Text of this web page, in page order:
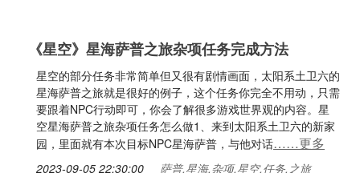
《星空》星海萨普之旅杂项任务完成方法
星空的部分任务非常简单但又很有剧情画面，太阳系土卫六的
星海萨普之旅就是很好的例子，这个任务你完全不用动，只需
要跟着NPC行动即可，你会了解很多游戏世界观的内容。星
空星海萨普之旅杂项任务怎么做1、来到太阳系土卫六的新家
园，里面就有本次目标NPC星海萨普，与他对话……更多
2023-09-05 22:30:00 萨普,星海,杂项,星空,任务,之旅